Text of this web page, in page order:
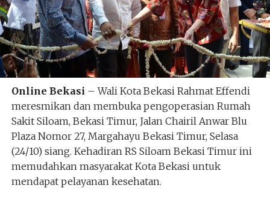
Online Bekasi – Wali Kota Bekasi Rahmat Effendi
meresmikan dan membuka pengoperasian Rumah
Sakit Siloam, Bekasi Timur, Jalan Chairil Anwar Blu
Plaza Nomor 27, Margahayu Bekasi Timur, Selasa
(24/10) siang. Kehadiran RS Siloam Bekasi Timur ini
memudahkan masyarakat Kota Bekasi untuk
mendapat pelayanan kesehatan.